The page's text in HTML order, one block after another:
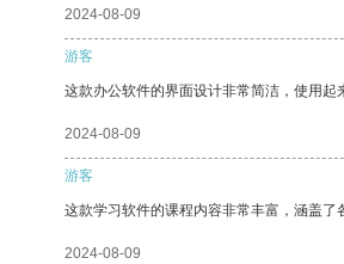
2024-08-09
游客
这款办公软件的界面设计非常简洁，使用起
2024-08-09
游客
这款学习软件的课程内容非常丰富，涵盖了
2024-08-09